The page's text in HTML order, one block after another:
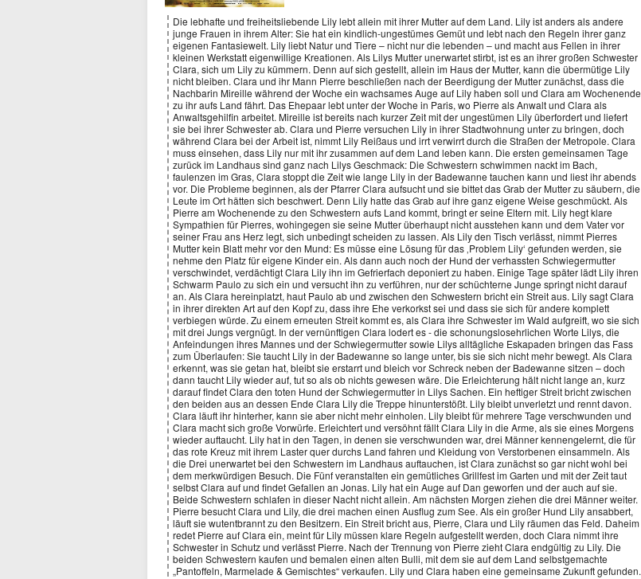
Die lebhafte und freiheitsliebende Lily lebt allein mit ihrer Mutter auf dem Land. Lily ist anders als andere
junge Frauen in ihrem Alter: Sie hat ein kindlich-ungestümes Gemüt und lebt nach den Regeln ihrer ganz
eigenen Fantasiewelt. Lily liebt Natur und Tiere – nicht nur die lebenden – und macht aus Fellen in ihrer
kleinen Werkstatt eigenwillige Kreationen. Als Lilys Mutter unerwartet stirbt, ist es an ihrer großen Schwester
Clara, sich um Lily zu kümmern. Denn auf sich gestellt, allein im Haus der Mutter, kann die übermütige Lily
nicht bleiben. Clara und ihr Mann Pierre beschließen nach der Beerdigung der Mutter zunächst, dass die
Nachbarin Mireille während der Woche ein wachsames Auge auf Lily haben soll und Clara am Wochenende
zu ihr aufs Land fährt. Das Ehepaar lebt unter der Woche in Paris, wo Pierre als Anwalt und Clara als
Anwaltsgehilfin arbeitet. Mireille ist bereits nach kurzer Zeit mit der ungestümen Lily überfordert und liefert
sie bei ihrer Schwester ab. Clara und Pierre versuchen Lily in ihrer Stadtwohnung unter zu bringen, doch
während Clara bei der Arbeit ist, nimmt Lily Reißaus und irrt verwirrt durch die Straßen der Metropole. Clara
muss einsehen, dass Lily nur mit ihr zusammen auf dem Land leben kann. Die ersten gemeinsamen Tage
zurück im Landhaus sind ganz nach Lilys Geschmack: Die Schwestern schwimmen nackt im Bach,
faulenzen im Gras, Clara stoppt die Zeit wie lange Lily in der Badewanne tauchen kann und liest ihr abends
vor. Die Probleme beginnen, als der Pfarrer Clara aufsucht und sie bittet das Grab der Mutter zu säubern, die
Leute im Ort hätten sich beschwert. Denn Lily hatte das Grab auf ihre ganz eigene Weise geschmückt. Als
Pierre am Wochenende zu den Schwestern aufs Land kommt, bringt er seine Eltern mit. Lily hegt klare
Sympathien für Pierres, wohingegen sie seine Mutter überhaupt nicht ausstehen kann und dem Vater vor
seiner Frau ans Herz legt, sich unbedingt scheiden zu lassen. Als Lily den Tisch verlässt, nimmt Pierres
Mutter kein Blatt mehr vor den Mund: Es müsse eine Lösung für das ‚Problem Lily‘ gefunden werden, sie
nehme den Platz für eigene Kinder ein. Als dann auch noch der Hund der verhassten Schwiegermutter
verschwindet, verdächtigt Clara Lily ihn im Gefrierfach deponiert zu haben. Einige Tage später lädt Lily ihren
Schwarm Paulo zu sich ein und versucht ihn zu verführen, nur der schüchterne Junge springt nicht darauf
an. Als Clara hereinplatzt, haut Paulo ab und zwischen den Schwestern bricht ein Streit aus. Lily sagt Clara
in ihrer direkten Art auf den Kopf zu, dass ihre Ehe verkorkst sei und dass sie sich für andere komplett
verbiegen würde. Zu einem erneuten Streit kommt es, als Clara ihre Schwester im Wald aufgreift, wo sie sich
mit drei Jungs vergnügt. In der vernünftigen Clara lodert es - die schonungslosehrlichen Worte Lilys, die
Anfeindungen ihres Mannes und der Schwiegermutter sowie Lilys alltägliche Eskapaden bringen das Fass
zum Überlaufen: Sie taucht Lily in der Badewanne so lange unter, bis sie sich nicht mehr bewegt. Als Clara
erkennt, was sie getan hat, bleibt sie erstarrt und bleich vor Schreck neben der Badewanne sitzen – doch
dann taucht Lily wieder auf, tut so als ob nichts gewesen wäre. Die Erleichterung hält nicht lange an, kurz
darauf findet Clara den toten Hund der Schwiegermutter in Lilys Sachen. Ein heftiger Streit bricht zwischen
den beiden aus an dessen Ende Clara Lily die Treppe hinunterstößt. Lily bleibt unverletzt und rennt davon.
Clara läuft ihr hinterher, kann sie aber nicht mehr einholen. Lily bleibt für mehrere Tage verschwunden und
Clara macht sich große Vorwürfe. Erleichtert und versöhnt fällt Clara Lily in die Arme, als sie eines Morgens
wieder auftaucht. Lily hat in den Tagen, in denen sie verschwunden war, drei Männer kennengelernt, die für
das rote Kreuz mit ihrem Laster quer durchs Land fahren und Kleidung von Verstorbenen einsammeln. Als
die Drei unerwartet bei den Schwestern im Landhaus auftauchen, ist Clara zunächst so gar nicht wohl bei
dem merkwürdigen Besuch. Die Fünf veranstalten ein gemütliches Grillfest im Garten und mit der Zeit taut
selbst Clara auf und findet Gefallen an Jonas. Lily hat ein Auge auf Dan geworfen und der auch auf sie.
Beide Schwestern schlafen in dieser Nacht nicht allein. Am nächsten Morgen ziehen die drei Männer weiter.
Pierre besucht Clara und Lily, die drei machen einen Ausflug zum See. Als ein großer Hund Lily ansabbert,
läuft sie wutentbrannt zu den Besitzern. Ein Streit bricht aus, Pierre, Clara und Lily räumen das Feld. Daheim
redet Pierre auf Clara ein, meint für Lily müssen klare Regeln aufgestellt werden, doch Clara nimmt ihre
Schwester in Schutz und verlässt Pierre. Nach der Trennung von Pierre zieht Clara endgültig zu Lily. Die
beiden Schwestern kaufen und bemalen einen alten Bulli, mit dem sie auf dem Land selbstgemachte
„Pantoffeln, Marmelade & Gemischtes“ verkaufen. Lily und Clara haben eine gemeinsame Zukunft gefunden.